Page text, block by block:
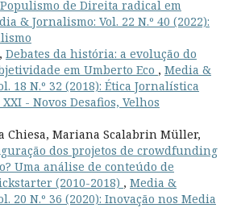
Populismo de Direita radical em
& Jornalismo: Vol. 22 N.º 40 (2022):
Debates da história: a evolução do
em Umberto Eco , Media &
18 N.º 32 (2018): Ética Jornalística
- Novos Desafios, Velhos
Chiesa, Mariana Scalabrin Müller,
dos projetos de crowdfunding
Uma análise de conteúdo de
(2010-2018) , Media &
20 N.º 36 (2020): Inovação nos Media